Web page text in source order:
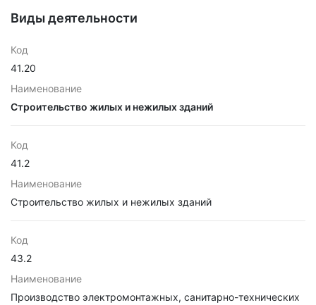
Виды деятельности
Код
41.20
Наименование
Строительство жилых и нежилых зданий
Код
41.2
Наименование
Строительство жилых и нежилых зданий
Код
43.2
Наименование
Производство электромонтажных, санитарно-технических